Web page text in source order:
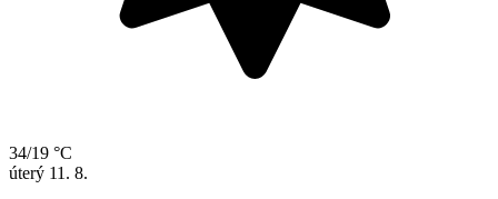
34/19 °C
úterý 11. 8.